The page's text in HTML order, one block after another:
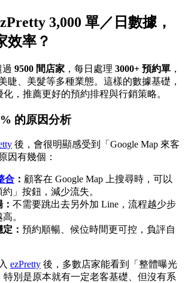
3,000 單／日數據，
效率？
過 9500 間店家 ，每日處理 3000+ 預約單 ，
睫、美髮等多種業態。這樣的數據基礎，
，推薦更好的預約排程與行銷策略。
的原因分析
後，會很明顯感受到「Google Map 來客
因有幾個：
合 ： 顧客在 Google Map 上搜尋時，可以
」按鈕，減少流失。
不需要跳出去另外加 Line，流程越少步
。
： 預約順暢、候位時間更可控，負評自
ezPretty 後，多數店家能看到「整體曝光
特別是原本就有一定老客基礎、但沒有系